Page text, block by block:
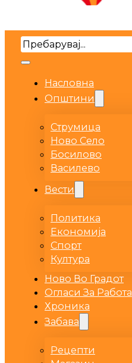
Search
Насловна
Општини
Струмица
Ново Село
Босилово
Василево
Вести
Политика
Економија
Спорт
Култура
Ново Во Градот
Огласи За Работа
Хроника
Забава
Рецепти